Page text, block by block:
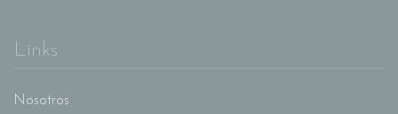
Links
Nosotros